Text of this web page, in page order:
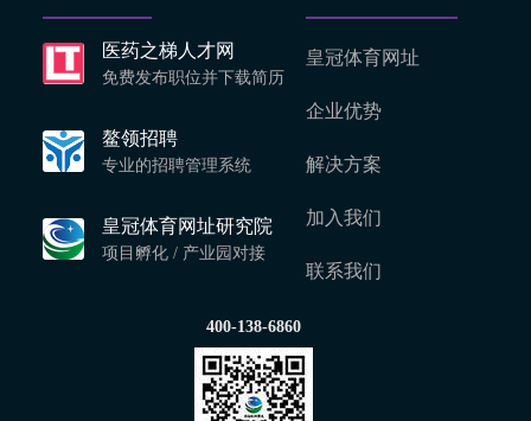
医药之梯人才网
免费发布职位并下载简历
鳌领招聘
专业的招聘管理系统
皇冠体育网址研究院
项目孵化 / 产业园对接
皇冠体育网址
企业优势
解决方案
加入我们
联系我们
400-138-6860